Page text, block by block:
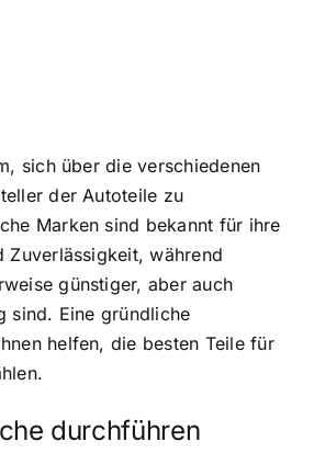
sich über die verschiedenen
der Autoteile zu
Marken sind bekannt für ihre
Zuverlässigkeit, während
günstiger, aber auch
sind. Eine gründliche
helfen, die besten Teile für
durchführen